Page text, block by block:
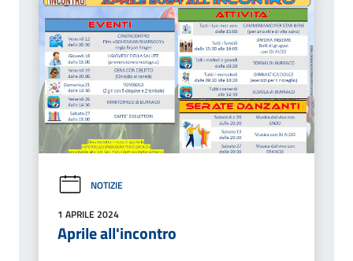
NOTIZIE
1 APRILE 2024
Aprile all'incontro